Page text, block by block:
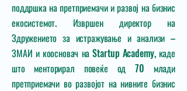
поддршка на претприемачи и развој на бизнис
екосистемот. Извршен директор на
Здружението за истражување и анализи –
ЗМАИ и коосновач на Startup Academy, каде
што менторирал повеќе од 70 млади
претприемачи во развојот на нивните бизнис